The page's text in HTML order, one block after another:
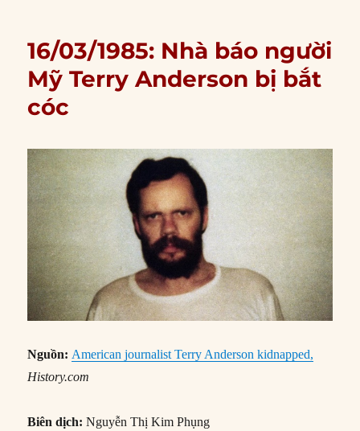
16/03/1985: Nhà báo người
Mỹ Terry Anderson bị bắt
cóc
Nguồn: American journalist Terry Anderson kidnapped,
History.com
Biên dịch:Nguyễn Thị Kim Phụng